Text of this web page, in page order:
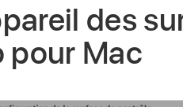
des
pour Mac